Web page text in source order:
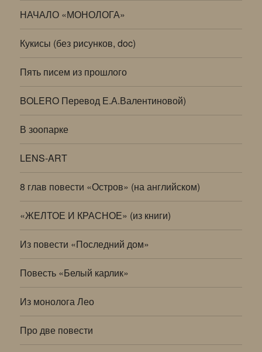
НАЧАЛО «МОНОЛОГА»
Кукисы (без рисунков, doc)
Пять писем из прошлого
BOLERO Перевод Е.А.Валентиновой)
В зоопарке
LENS-ART
8 глав повести «Остров» (на английском)
«ЖЕЛТОЕ И КРАСНОЕ» (из книги)
Из повести «Последний дом»
Повесть «Белый карлик»
Из монолога Лео
Про две повести